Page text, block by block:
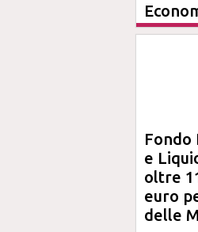
Fondo
e
oltre
euro
delle